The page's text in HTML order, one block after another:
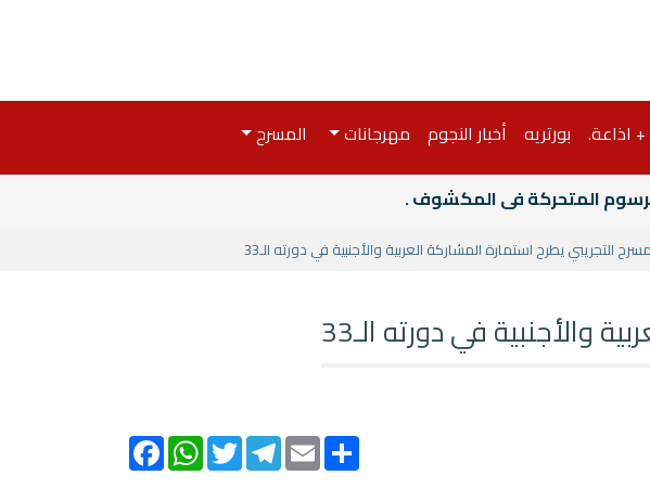
اذاعة. بورتريه أخبار النجوم مهرجانات
المسرح
المتحركة فى المكشوف .
التجريبي يطرح استمارة المشاركة العربية والأجنبية في دورته الـ33
والأجنبية في دورته الـ33
Facebook
WhatsAppTwitterTelegramEmailShare